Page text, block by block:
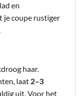
en
je coupe rustiger
haar.
laat 2–3
uit. Voor het